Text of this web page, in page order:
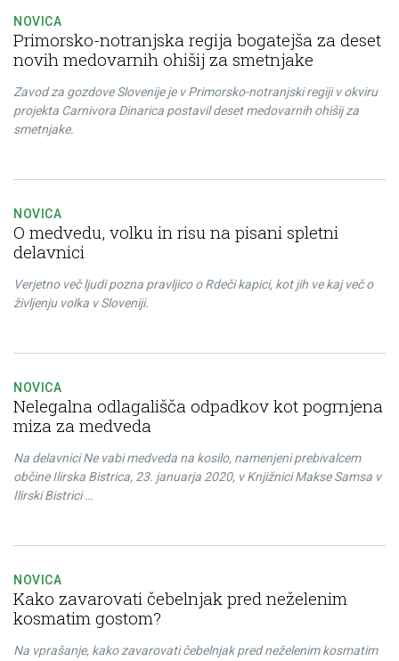
NOVICA
Primorsko-notranjska regija bogatejša za deset
novih medovarnih ohišij za smetnjake
Zavod za gozdove Slovenije je v Primorsko-notranjski regiji v okviru
projekta Carnivora Dinarica postavil deset medovarnih ohišij za
smetnjake.
NOVICA
O medvedu, volku in risu na pisani spletni
delavnici
Verjetno več ljudi pozna pravljico o Rdeči kapici, kot jih ve kaj več o
življenju volka v Sloveniji.
NOVICA
Nelegalna odlagališča odpadkov kot pogrnjena
miza za medveda
Na delavnici Ne vabi medveda na kosilo, namenjeni prebivalcem
občine Ilirska Bistrica, 23. januarja 2020, v Knjižnici Makse Samsa v
Ilirski Bistrici …
NOVICA
Kako zavarovati čebelnjak pred neželenim
kosmatim gostom?
Na vprašanje, kako zavarovati čebelnjak pred neželenim kosmatim